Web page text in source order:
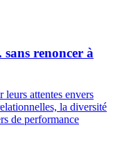
renoncer à
leurs attentes envers
la diversité
de performance